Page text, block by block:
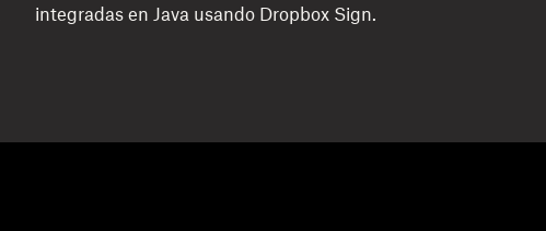
integradas en Java usando Dropbox Sign.